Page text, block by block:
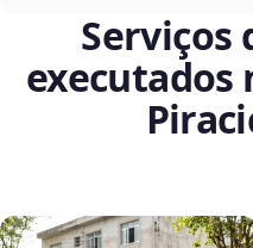
Serviços
executados